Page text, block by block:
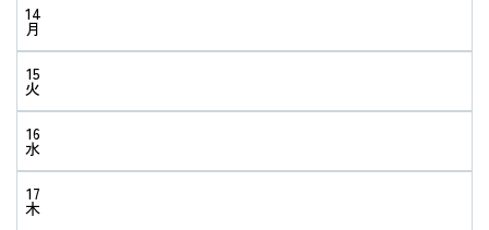
14
月
15
火
16
水
17
木